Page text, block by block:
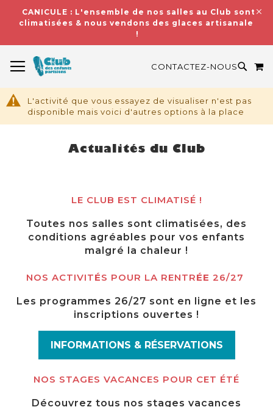
CANICULE : L'ensemble de nos salles au Club sont
climatisées & nous vendons des glaces artisanales
!
CONTACTEZ-NOUS
L'activité que vous essayez de visualiser n'est pas
disponible mais voici d'autres options à la place
Actualités du Club
LE CLUB EST CLIMATISÉ !
Toutes nos salles sont climatisées, des
conditions agréables pour vos enfants
malgré la chaleur !
NOS ACTIVITÉS POUR LA RENTRÉE 26/27
Les programmes 26/27 sont en ligne et les
inscriptions ouvertes !
INFORMATIONS & RÉSERVATIONS
NOS STAGES VACANCES POUR CET ÉTÉ
Découvrez tous nos stages vacances